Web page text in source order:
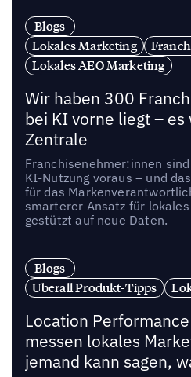
Blogs
Lokales Marketing
Lokales AEO Marketing
Wir haben 300
bei KI vorne liegt – es
Zentrale
Franchisenehmer:innen
KI-Nutzung voraus – und
für das
smarterer Ansatz für
gestützt auf neue Daten.
Blogs
Uberall Produkt-Tipps
Location
messen lokales
jemand kann sagen,